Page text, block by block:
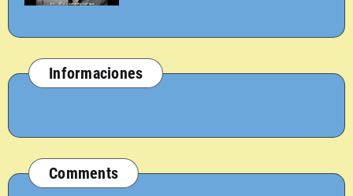
Informaciones
Comments